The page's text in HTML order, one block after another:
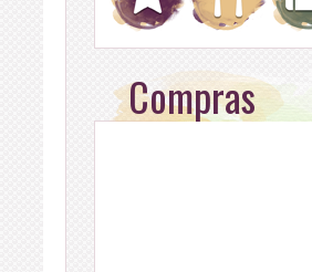
Compras